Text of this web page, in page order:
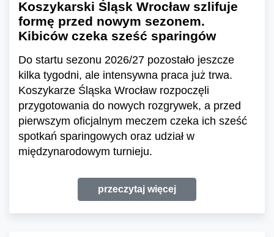
Koszykarski Śląsk Wrocław szlifuje
formę przed nowym sezonem.
Kibiców czeka sześć sparingów
Do startu sezonu 2026/27 pozostało jeszcze
kilka tygodni, ale intensywna praca już trwa.
Koszykarze Śląska Wrocław rozpoczęli
przygotowania do nowych rozgrywek, a przed
pierwszym oficjalnym meczem czeka ich sześć
spotkań sparingowych oraz udział w
międzynarodowym turnieju.
przeczytaj więcej